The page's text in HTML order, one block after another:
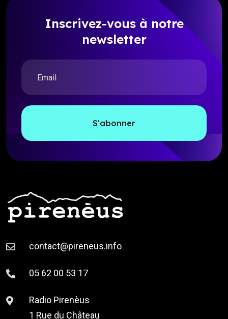
Inscrivez-vous à notre
newsletter
S'abonner
contact@pireneus.info
05 62 00 53 17
Radio Pirenèus
1 Rue du Château